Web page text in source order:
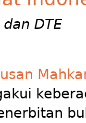
DTE